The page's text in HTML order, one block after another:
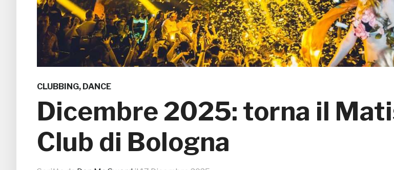
CLUBBING, DANCE
Dicembre 2025: torna il
Club di Bologna